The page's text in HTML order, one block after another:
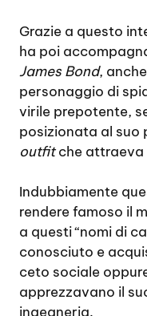
Grazie a questo
ha poi
James Bond,
personaggio di
virile prepotente,
posizionata al suo
outfitche attraeva
Indubbiamente
rendere famoso il
a questi “nomi di
conosciuto e
ceto sociale
apprezzavano il
ingegneria.